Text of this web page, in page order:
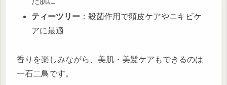
ティーツリー ：殺菌作用で頭皮ケアやニキビケ
アに最適
香りを楽しみながら、美肌・美髪ケアもできるのは
一石二鳥です。